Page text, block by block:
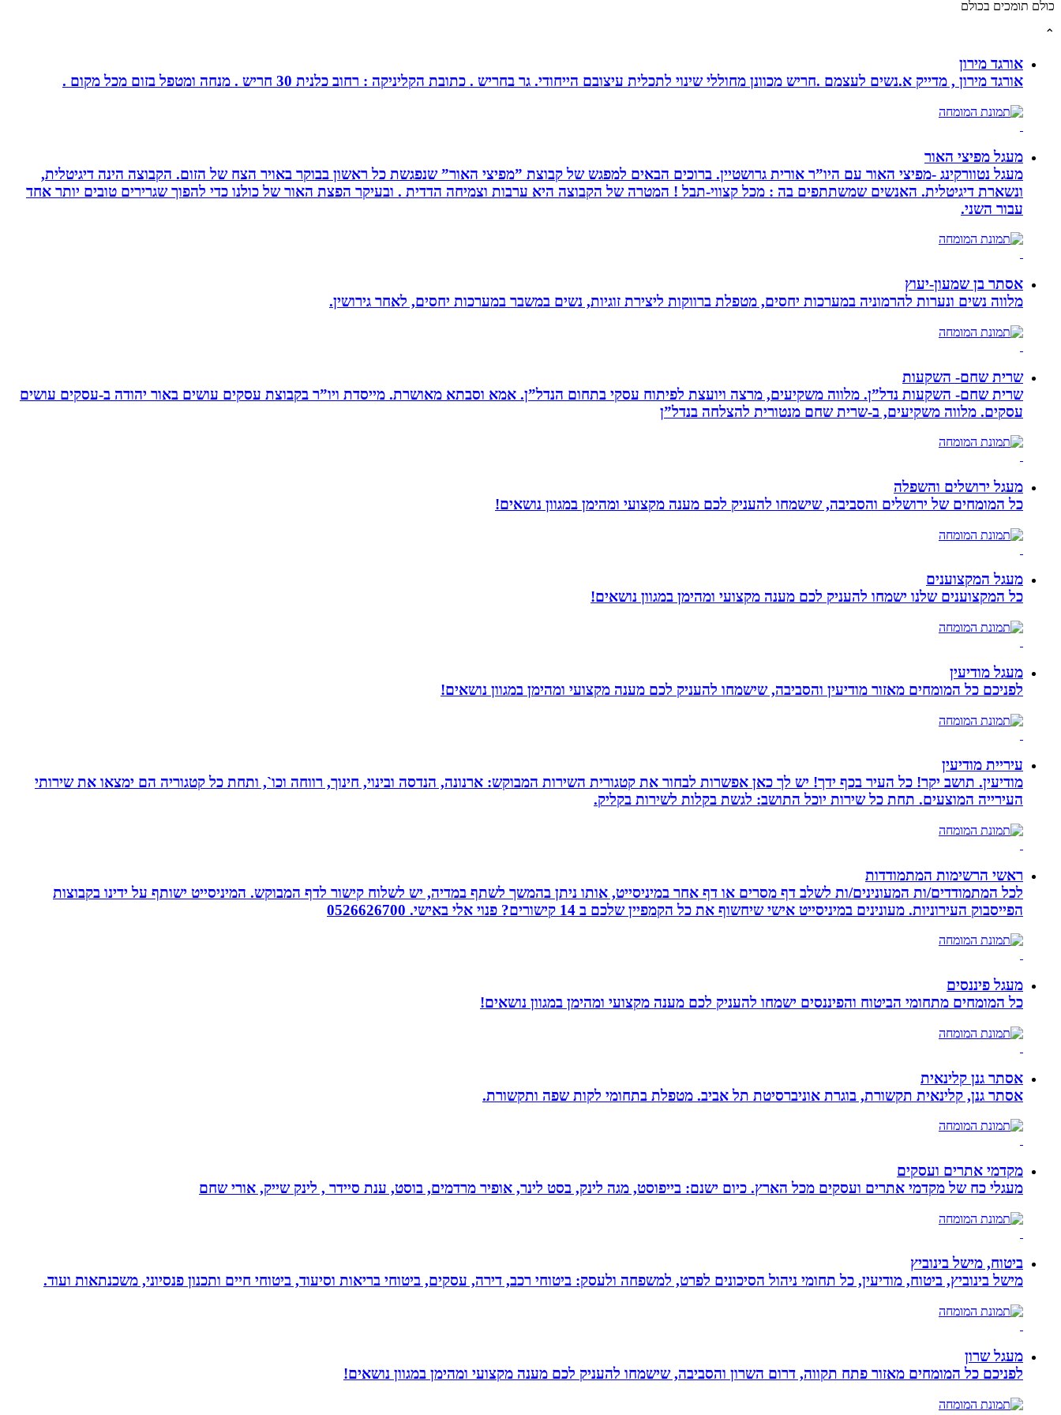
כולם תומכים בכולם
⌃
אורגד מירון
אורגד מירון , מדייק א.נשים לעצמם .חריש מכוונן מחוללי שינוי לתכלית עיצובם הייחודי. גר בחריש . כתובת הקליניקה : רחוב כלנית 30 חריש . מנחה ומטפל בזום מכל מקום .
מעגל מפיצי האור
מעגל נטוורקינג -מפיצי האור עם היו”ר אורית גרושטיין. ברוכים הבאים למפגש של קבוצת ”מפיצי האור” שנפגשת כל ראשון בבוקר באויר הצח של הזום. הקבוצה הינה דיגיטלית,
ונשארת דיגיטלית. האנשים שמשתתפים בה : מכל קצווי-תבל ! המטרה של הקבוצה היא ערבות וצמיחה הדדית . ובעיקר הפצת האור של כולנו כדי להפוך שגרירים טובים יותר אחד
עבור השני.
אסתר בן שמעון-יעוץ
מלווה נשים ונערות להרמוניה במערכות יחסים, מטפלת ברווקות ליצירת זוגיות, נשים במשבר במערכות יחסים, לאחר גירושין.
שרית שחם- השקעות
שרית שחם- השקעות נדל”ן. מלווה משקיעים, מרצה ויועצת לפיתוח עסקי בתחום הנדל”ן. אמא וסבתא מאושרת. ‏מייסדת ויו”ר בקבוצת עסקים עושים באור יהודה‏ ב-‏עסקים עושים
עסקים‏. ‏מלווה משקיעים, ב-‏שרית שחם מנטורית להצלחה בנדל”ן‏
מעגל ירושלים והשפלה
כל המומחים של ירושלים והסביבה, שישמחו להעניק לכם מענה מקצועי ומהימן במגוון נושאים!
מעגל המקצוענים
כל המקצוענים שלנו ישמחו להעניק לכם מענה מקצועי ומהימן במגוון נושאים!
מעגל מודיעין
לפניכם כל המומחים מאזור מודיעין והסביבה, שישמחו להעניק לכם מענה מקצועי ומהימן במגוון נושאים!
עיריית מודיעין
מודיעין. תושב יקר! כל העיר בכף ידך! יש לך כאן אפשרות לבחור את קטגורית השירות המבוקש: ארנונה, הנדסה ובינוי, חינוך, רווחה וכו`, ותחת כל קטגוריה הם ימצאו את שירותי
העירייה המוצעים. תחת כל שירות יוכל התושב: לגשת בקלות לשירות בקליק.
ראשי הרשימות המתמודדות
לכל המתמודדים/ות המעונינים/ות לשלב דף מסרים או דף אחר במיניסייט, אותו ניתן בהמשך לשתף במדיה, יש לשלוח קישור לדף המבוקש. המיניסייט ישותף על ידינו בקבוצות
הפייסבוק העירוניות. מעונינים במיניסייט אישי שיחשוף את כל הקמפיין שלכם ב 14 קישורים? פנוי אלי באישי. 0526626700
מעגל פיננסים
כל המומחים מתחומי הביטוח והפיננסים ישמחו להעניק לכם מענה מקצועי ומהימן במגוון נושאים!
אסתר גנן קלינאית
אסתר גנן, קלינאית תקשורת, בוגרת אוניברסיטת תל אביב. מטפלת בתחומי לקות שפה ותקשורת.
מקדמי אתרים ועסקים
מעגלי כח של מקדמי אתרים ועסקים מכל הארץ. כיום ישנם: בייפוסט, מגה לינק, בסט לינר, אופיר מרדמים, בוסט, ענת סיידר , לינק שייק, אורי שחם
ביטוח, מישל בינוביץ
מישל בינוביץ, ביטוח, מודיעין, כל תחומי ניהול הסיכונים לפרט, למשפחה ולעסק: ביטוחי רכב, דירה, עסקים, ביטוחי בריאות וסיעוד, ביטוחי חיים ותכנון פנסיוני, משכנתאות ועוד.
מעגל שרון
לפניכם כל המומחים מאזור פתח תקווה, דרום השרון והסביבה, שישמחו להעניק לכם מענה מקצועי ומהימן במגוון נושאים!